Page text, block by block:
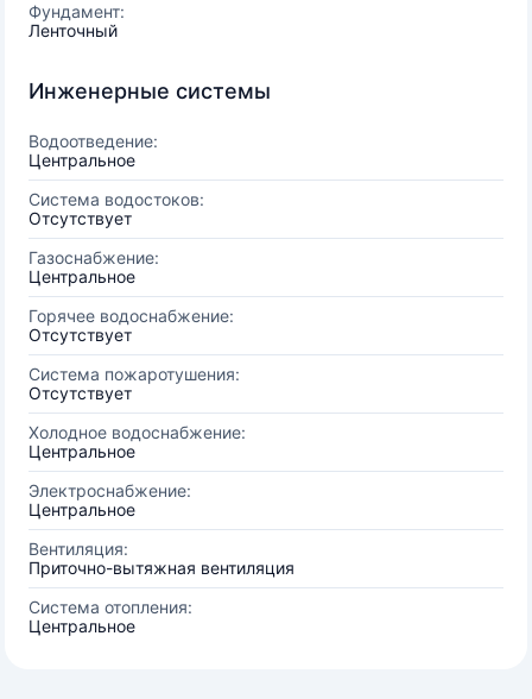
Фундамент:
Ленточный
Инженерные системы
Водоотведение:
Центральное
Система водостоков:
Отсутствует
Газоснабжение:
Центральное
Горячее водоснабжение:
Отсутствует
Система пожаротушения:
Отсутствует
Холодное водоснабжение:
Центральное
Электроснабжение:
Центральное
Вентиляция:
Приточно-вытяжная вентиляция
Система отопления:
Центральное